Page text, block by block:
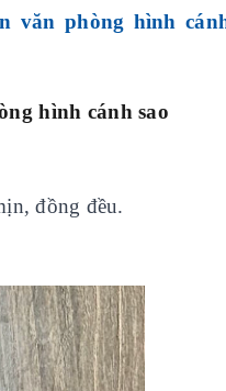
văn phòng hình
hình cánh sao
đồng đều.